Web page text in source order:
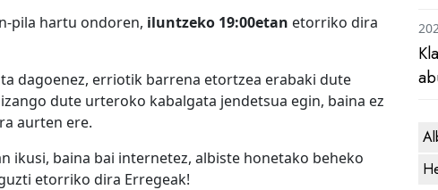
pila hartu ondoren, iluntzeko 19:00etan etorriko dira
dagoenez, erriotik barrena etortzea erabaki dute
dute urteroko kabalgata jendetsua egin, baina ez
aurten ere.
ikusi, baina bai internetez, albiste honetako beheko
etorriko dira Erregeak!